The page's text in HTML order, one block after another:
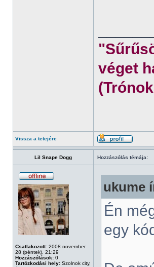
véget
Vissza a tetejére
Lil Snape Dogg Hozzászólás témája:
Csatlakozott: 2008 november
28 (péntek), 21:29
Hozzászólások: 0
Tartózkodási hely: Szolnok city,
ukume
Én
egy